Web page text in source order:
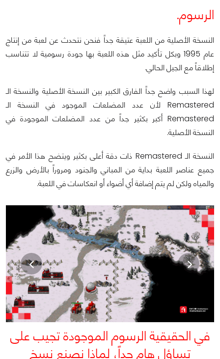
الرسوم.
النسخة الأصلية من اللعبة عتيقة جداً فنحن نتحدث عن لعبة من إنتاج
عام 1995 وبكل تأكيد مثل هذه اللعبة بها جودة رسومية لا تتناسب
إطلاقاً مع الجيل الحالي.
لهذا السبب واضح جداً الفارق الكبير بين النسخة الأصلية والنسخة الـ
Remastered لأن عدد المضلعات الموجود في النسخة الـ
Remastered أكبر بكثير جداً من عدد المضلعات الموجودة في
النسخة الأصلية.
النسخة الـ Remastered ذات دقة أعلى بكثير ويتضح هذا الأمر في
جميع عناصر اللعبة بداية من المباني والجنود ومروراً بالأرض والزرع
والمياه ولكن لم يتم إضافة أي أضواء أو انعكاسات في اللعبة.
في الحقيقية الرسوم الموجودة تجيب على
تساؤل هام جداً، لماذا نصنع نسخ